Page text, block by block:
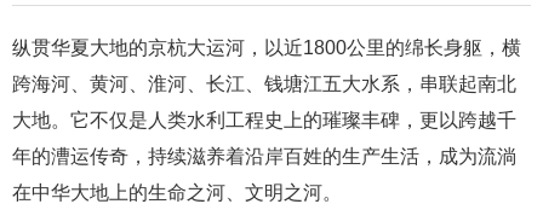
纵贯华夏大地的京杭大运河，以近1800公里的绵长身躯，横
跨海河、黄河、淮河、长江、钱塘江五大水系，串联起南北
大地。它不仅是人类水利工程史上的璀璨丰碑，更以跨越千
年的漕运传奇，持续滋养着沿岸百姓的生产生活，成为流淌
在中华大地上的生命之河、文明之河。